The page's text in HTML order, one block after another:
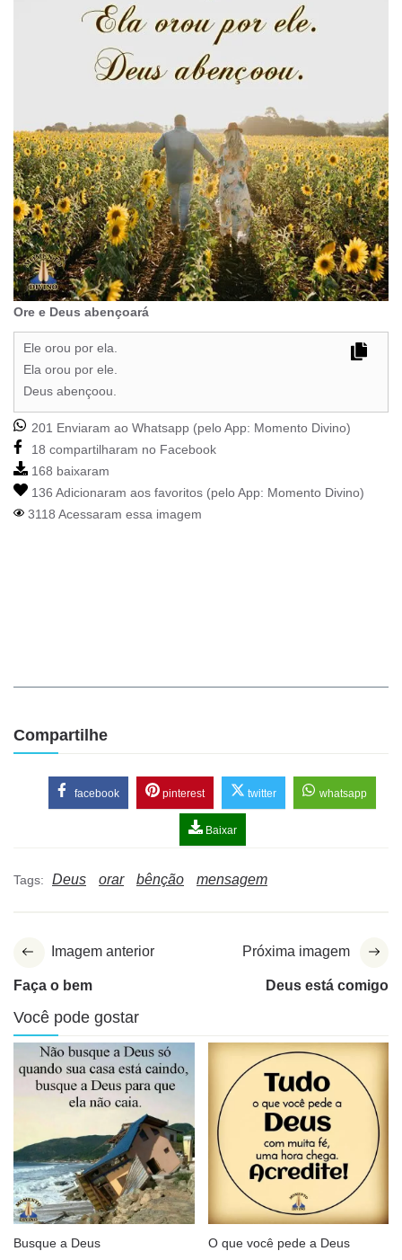
Ore e Deus abençoará
Ele orou por ela.
Ela orou por ele.
Deus abençoou.
201 Enviaram ao Whatsapp (pelo App: Momento Divino)
18 compartilharam no Facebook
168 baixaram
136 Adicionaram aos favoritos (pelo App: Momento Divino)
3118 Acessaram essa imagem
Compartilhe
facebook pinterest twitter whatsapp
Baixar
Tags: Deus orar bênção mensagem
Imagem anterior
Faça o bem
Próxima imagem
Deus está comigo
Você pode gostar
Busque a Deus O que você pede a Deus